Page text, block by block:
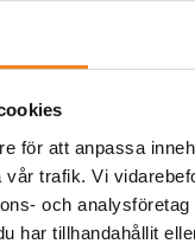
för att anpassa
trafik. Vi
och
har tillhandahållit
KÖP